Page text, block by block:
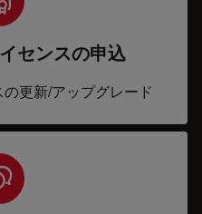
センスの申込
更新/アップグレード